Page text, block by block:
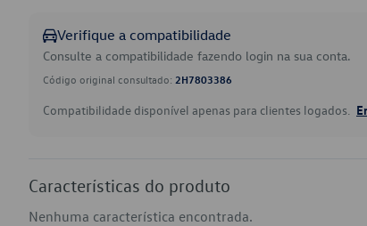
Verifique a compatibilidade
Consulte a compatibilidade fazendo login na sua conta.
Código original consultado: 2H7803386
Compatibilidade disponível apenas para clientes logados.
Características do produto
Nenhuma característica encontrada.